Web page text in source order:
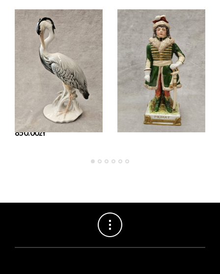
PORCELANA
porcelanowa Karl Ens
Volkstedt Karl Ens po
1919 r. 24 cm.
850.00zł
PORCELANA
Figurka porcelanowa
Scheibe-Alsbach Murat
zł